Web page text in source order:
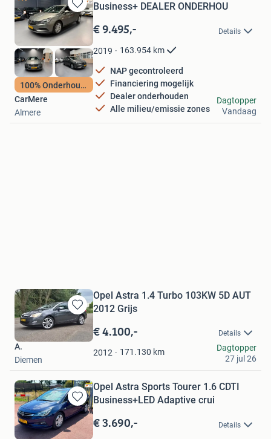
Bewaren
in
Mijn
Favorieten
100% Onderhouden
Business+ DEALER ONDERHOU
€ 9.495,- Details
2019 163.954 km
NAP gecontroleerd
Financiering mogelijk
Dealer onderhouden
Alle milieu/emissie zones
CarMere
Almere
Dagtopper
Vandaag
Bewaren
in
Mijn
Favorieten
Opel Astra 1.4 Turbo 103KW 5D AUT
2012 Grijs
€ 4.100,- Details
2012 171.130 km
A.
Diemen
Dagtopper
27 jul 26
Bewaren
in
Mijn
Opel Astra Sports Tourer 1.6 CDTI
Business+LED Adaptive crui
€ 3.690,- Details